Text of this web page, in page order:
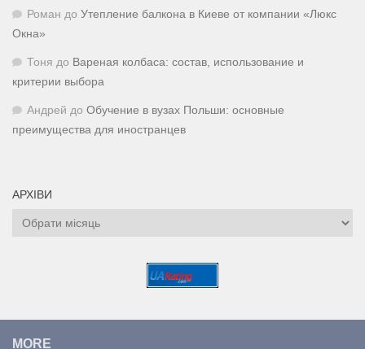
Роман до Утепление балкона в Киеве от компании «Люкс
Окна»
Тоня до Вареная колбаса: состав, использование и
критерии выбора
Андрей до Обучение в вузах Польши: основные
преимущества для иностранцев
АРХІВИ
Архіви
MORE